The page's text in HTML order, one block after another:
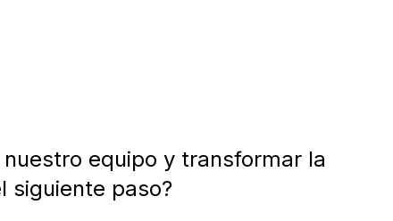
equipo y transformar la
siguiente paso?